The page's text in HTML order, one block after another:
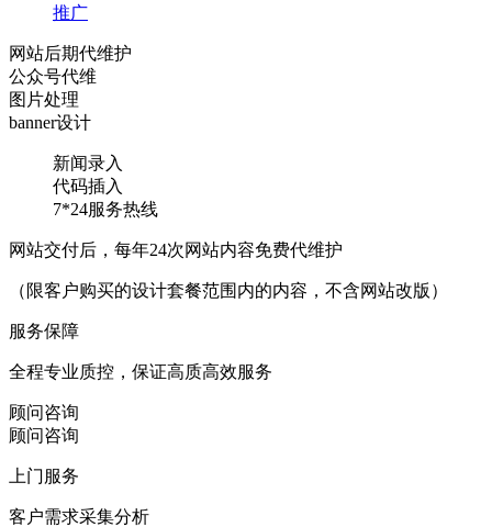
推广
网站后期代维护
公众号代维
图片处理
banner设计
新闻录入
代码插入
7*24服务热线
网站交付后，每年24次网站内容免费代维护
（限客户购买的设计套餐范围内的内容，不含网站改版）
服务保障
全程专业质控，保证高质高效服务
顾问咨询
顾问咨询
上门服务
客户需求采集分析